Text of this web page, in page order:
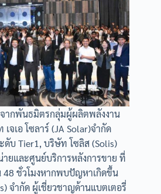
ากพันธมิตรกลุ่มผู้ผลิตพลังงาน
จเอ โซลาร์ (JA Solar)จำกัด
ดับ Tier1, บริษัท โซลิส (Solis)
ยและศูนย์บริการหลังการขาย ที่
48 ชั่วโมงหากพบปัญหาเกิดขึ้น
จำกัด ผู้เชี่ยวชาญด้านแบตเตอรี่